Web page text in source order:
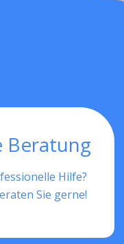
Beratung
Hilfe?
Sie gerne!